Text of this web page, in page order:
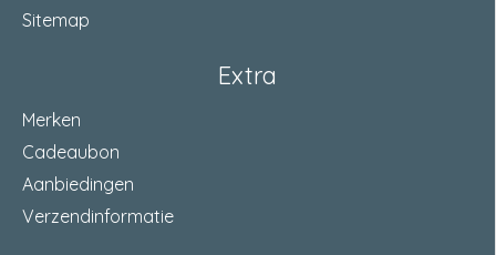
Sitemap
Extra
Merken
Cadeaubon
Aanbiedingen
Verzendinformatie